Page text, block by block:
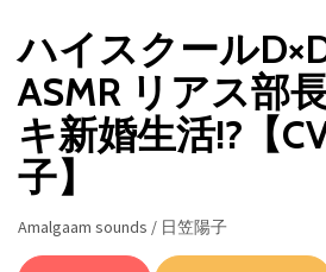
ハイスクール
ASMR リアス部
キ新婚生活!?【
子】
Amalgaam sounds / 日笠陽子